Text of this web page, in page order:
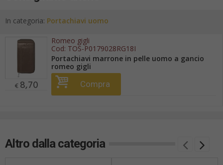
In categoria: Portachiavi uomo
€ 8,70
Romeo gigli
Cod: TOS-P0179028RG18I
Portachiavi marrone in pelle uomo a gancio
romeo gigli
Compra
Altro dalla categoria